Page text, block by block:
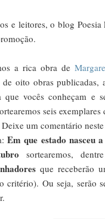
e leitores, o blog
a rica obra de
oito obras publicadas,
que vocês conheçam e
seis exemplares
um comentário
Em que estado nasceu
sortearemos,
que receberão
critério). Ou seja, serão